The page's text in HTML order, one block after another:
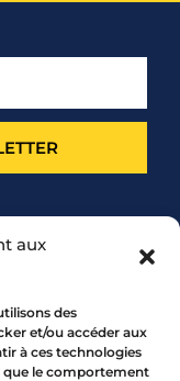
aux
des
et/ou accéder aux
à ces technologies
que le comportement